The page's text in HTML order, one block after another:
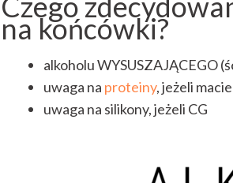
na końcówki?
alkoholu WYSUSZAJĄCEGO
uwaga na proteiny, jeżeli
uwaga na silikony, jeżeli CG